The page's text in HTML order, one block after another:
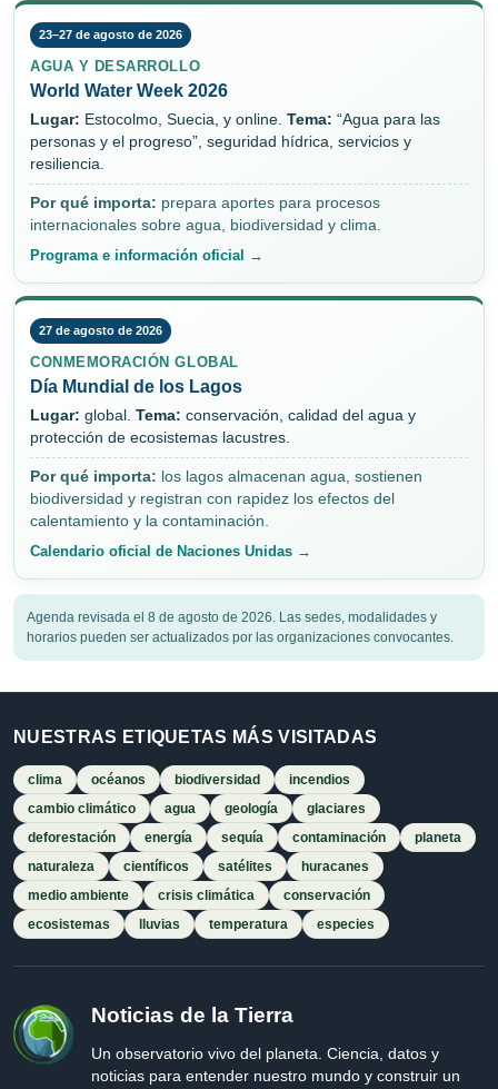
23–27 de agosto de 2026
AGUA Y DESARROLLO
World Water Week 2026
Lugar: Estocolmo, Suecia, y online. Tema: “Agua para las
personas y el progreso”, seguridad hídrica, servicios y
resiliencia.
Por qué importa: prepara aportes para procesos
internacionales sobre agua, biodiversidad y clima.
Programa e información oficial →
27 de agosto de 2026
CONMEMORACIÓN GLOBAL
Día Mundial de los Lagos
Lugar: global. Tema: conservación, calidad del agua y
protección de ecosistemas lacustres.
Por qué importa: los lagos almacenan agua, sostienen
biodiversidad y registran con rapidez los efectos del
calentamiento y la contaminación.
Calendario oficial de Naciones Unidas →
Agenda revisada el 8 de agosto de 2026. Las sedes, modalidades y
horarios pueden ser actualizados por las organizaciones convocantes.
NUESTRAS ETIQUETAS MÁS VISITADAS
clima océanos biodiversidad
incendios
cambio climático
agua geología
glaciares
deforestación
energía sequía contaminación
planeta
naturaleza
científicos satélites
huracanes
medio ambiente
crisis climática
conservación
ecosistemas
lluvias temperatura especies
Noticias de la Tierra
Un observatorio vivo del planeta. Ciencia, datos y
noticias para entender nuestro mundo y construir un